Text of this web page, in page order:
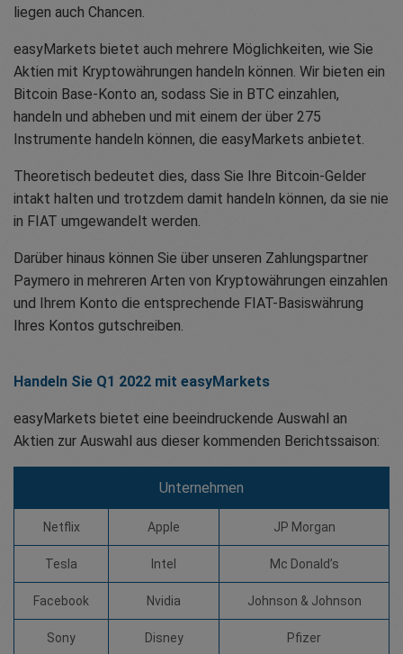
liegen auch Chancen.
easyMarkets bietet auch mehrere Möglichkeiten, wie Sie
Aktien mit Kryptowährungen handeln können. Wir bieten ein
Bitcoin Base-Konto an, sodass Sie in BTC einzahlen,
handeln und abheben und mit einem der über 275
Instrumente handeln können, die easyMarkets anbietet.
Theoretisch bedeutet dies, dass Sie Ihre Bitcoin-Gelder
intakt halten und trotzdem damit handeln können, da sie nie
in FIAT umgewandelt werden.
Darüber hinaus können Sie über unseren Zahlungspartner
Paymero in mehreren Arten von Kryptowährungen einzahlen
und Ihrem Konto die entsprechende FIAT-Basiswährung
Ihres Kontos gutschreiben.
Handeln Sie Q1 2022 mit easyMarkets
easyMarkets bietet eine beeindruckende Auswahl an
Aktien zur Auswahl aus dieser kommenden Berichtssaison:
Unternehmen
Netflix Apple JP Morgan
Tesla Intel Mc Donald’s
Facebook Nvidia Johnson & Johnson
Sony Disney Pfizer